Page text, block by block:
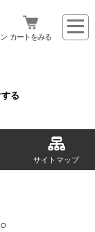
る
カートをみる
サイトマップ